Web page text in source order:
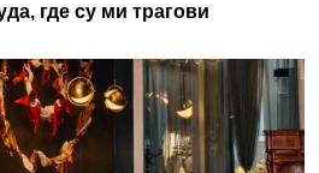
где су ми трагови